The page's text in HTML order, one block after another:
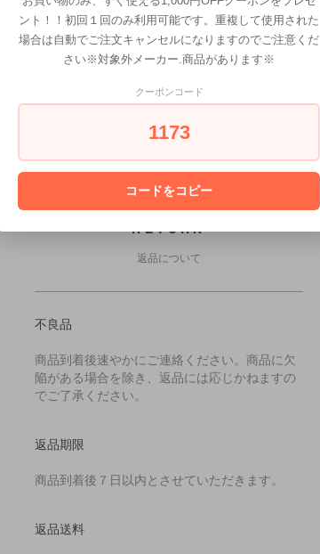
RETURN
返品について
不良品
商品到着後速やかにご連絡ください。商品に欠
陥がある場合を除き、返品には応じかねますの
でご了承ください。
返品期限
商品到着後７日以内とさせていただきます。
返品送料
ント！！初回１回のみ利用可能です。重複して使用された
場合は自動でご注文キャンセルになりますのでご注意くだ
さい※対象外メーカー.商品があります※
クーポンコード
1173
コードをコピー